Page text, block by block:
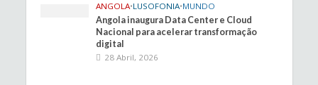
ANGOLA•LUSOFONIA•MUNDO
Angola inaugura Data Center e Cloud
Nacional para acelerar transformação
digital
28 Abril, 2026